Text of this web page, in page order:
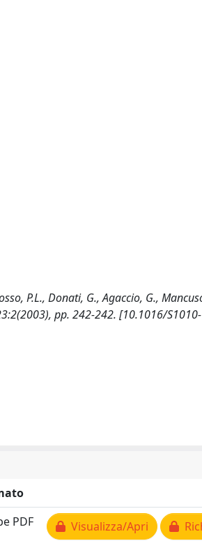
P.L., Donati, G., Agaccio, G.,
23:2(2003), pp. 242-242. [10.1016/
PDF Visualizza/Apri